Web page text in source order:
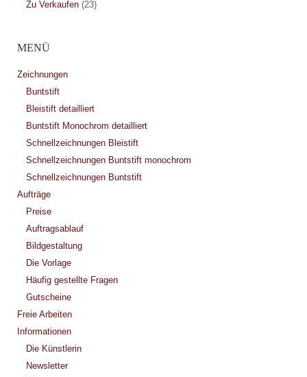
Zu Verkaufen(23)
MENÜ
Zeichnungen
Buntstift
Bleistift detailliert
Buntstift Monochrom detailliert
Schnellzeichnungen Bleistift
Schnellzeichnungen Buntstift monochrom
Schnellzeichnungen Buntstift
Aufträge
Preise
Auftragsablauf
Bildgestaltung
Die Vorlage
Häufig gestellte Fragen
Gutscheine
Freie Arbeiten
Informationen
Die Künstlerin
Newsletter